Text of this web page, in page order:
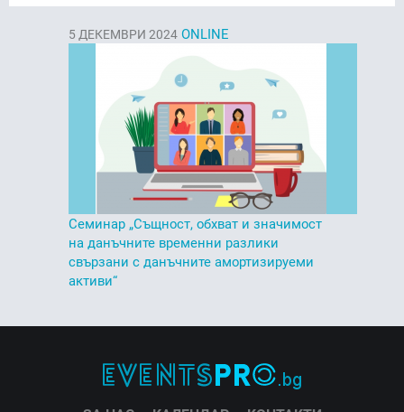
5 ДЕКЕМВРИ 2024 ONLINE
Семинар „Същност, обхват и значимост
на данъчните временни разлики
свързани с данъчните амортизируеми
активи“